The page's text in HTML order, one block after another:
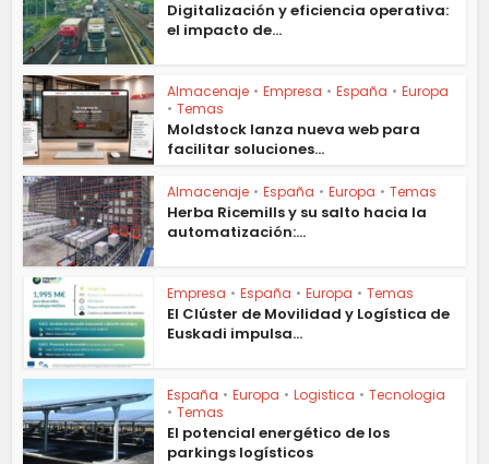
Digitalización y eficiencia operativa:
el impacto de...
Almacenaje • Empresa • España • Europa
• Temas
Moldstock lanza nueva web para
facilitar soluciones...
Almacenaje • España • Europa • Temas
Herba Ricemills y su salto hacia la
automatización:...
Empresa • España • Europa • Temas
El Clúster de Movilidad y Logística de
Euskadi impulsa...
España • Europa • Logistica • Tecnologia
• Temas
El potencial energético de los
parkings logísticos